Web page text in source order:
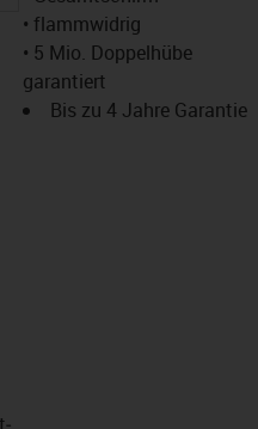
• flammwidrig
• 5 Mio. Doppelhübe
garantiert
Bis zu 4 Jahre Garantie